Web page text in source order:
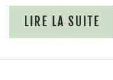
LIRE LA SUITE